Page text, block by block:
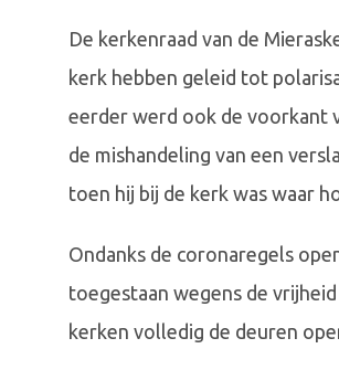
De kerkenraad van de
kerk hebben geleid tot
eerder werd ook de voorkant
de mishandeling van een
toen hij bij de kerk was waar
Ondanks de coronaregels
toegestaan wegens de
kerken volledig de deuren